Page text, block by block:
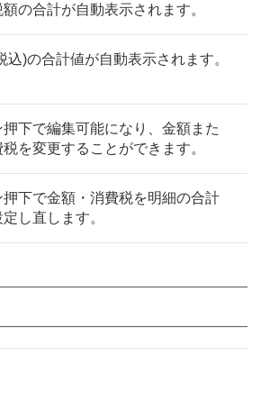
の合計が自動表示されます。
込)の合計値が自動表示されます。
押下で編集可能になり、金額また
を変更することができます。
押下で金額・消費税を明細の合計
し直します。